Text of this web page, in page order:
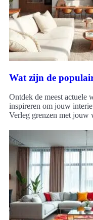
Wat zijn de
Ontdek de meest actuele
inspireren om jouw
Verleg grenzen met jouw